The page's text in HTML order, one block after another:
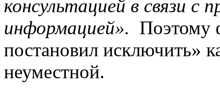
консультацией в связи с
информацией». Поэтому
постановил исключить»
неуместной.